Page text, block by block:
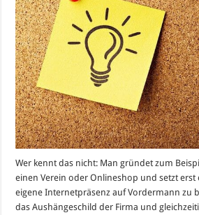
Wer kennt das nicht: Man gründet zum
einen Verein oder Onlineshop und setzt erst
eigene Internetpräsenz auf Vordermann zu
das Aushängeschild der Firma und